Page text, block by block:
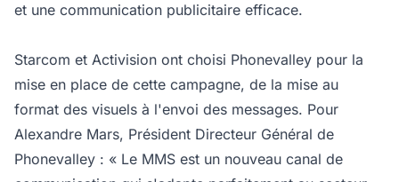
et une communication publicitaire efficace.
Starcom et Activision ont choisi Phonevalley pour la
mise en place de cette campagne, de la mise au
format des visuels à l'envoi des messages. Pour
Alexandre Mars, Président Directeur Général de
Phonevalley : « Le MMS est un nouveau canal de